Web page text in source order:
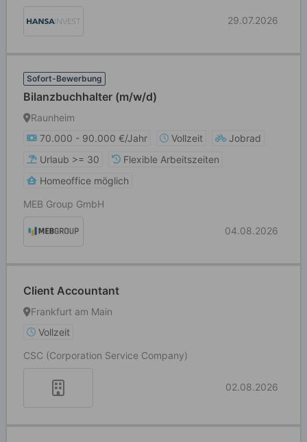
29.07.2026
Sofort-Bewerbung
Bilanzbuchhalter (m/w/d)
Raunheim
70.000 - 90.000 €/Jahr
Vollzeit
Jobrad
Urlaub >= 30
Flexible Arbeitszeiten
Homeoffice möglich
MEB Group GmbH
04.08.2026
Client Accountant
Frankfurt am Main
Vollzeit
CSC (Corporation Service Company)
02.08.2026